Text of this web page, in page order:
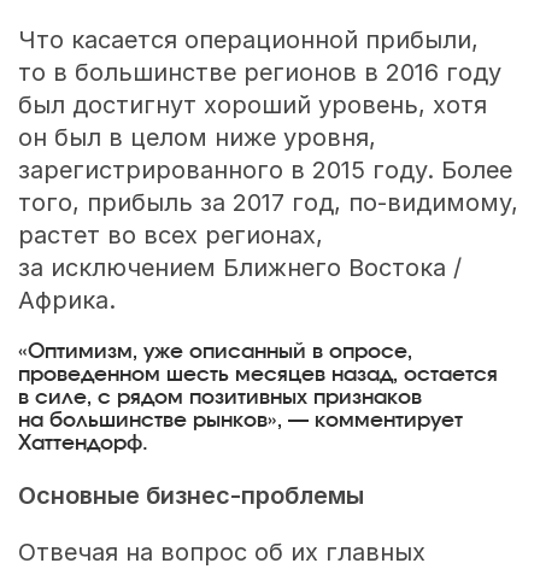
Что касается операционной прибыли,
то в большинстве регионов в 2016 году
был достигнут хороший уровень, хотя
он был в целом ниже уровня,
зарегистрированного в 2015 году. Более
того, прибыль за 2017 год, по-видимому,
растет во всех регионах,
за исключением Ближнего Востока /
Африка.
«Оптимизм, уже описанный в опросе,
проведенном шесть месяцев назад, остается
в силе, с рядом позитивных признаков
на большинстве рынков», — комментирует
Хаттендорф.
Основные бизнес-проблемы
Отвечая на вопрос об их главных